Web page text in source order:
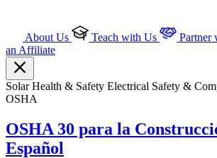
About Us Teach with Us Partner
an Affiliate
SolarHealth & Safety Electrical Safety &
OSHA
OSHA 30 para la
Español